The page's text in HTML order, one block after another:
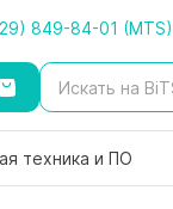
849-84-01 (MTS)
техника и ПО